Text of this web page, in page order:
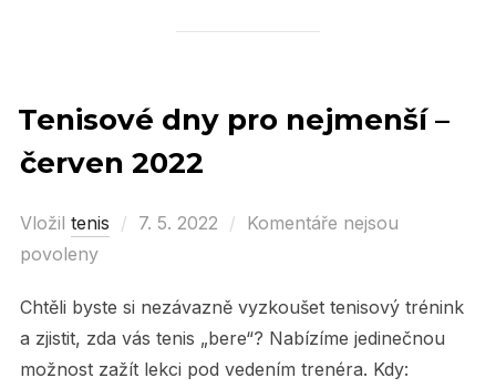
Tenisové dny pro nejmenší –
červen 2022
Vložil tenis
Posted
7. 5. 2022
Komentáře nejsou
povoleny
Chtěli byste si nezávazně vyzkoušet tenisový trénink
a zjistit, zda vás tenis „bere“? Nabízíme jedinečnou
možnost zažít lekci pod vedením trenéra. Kdy: